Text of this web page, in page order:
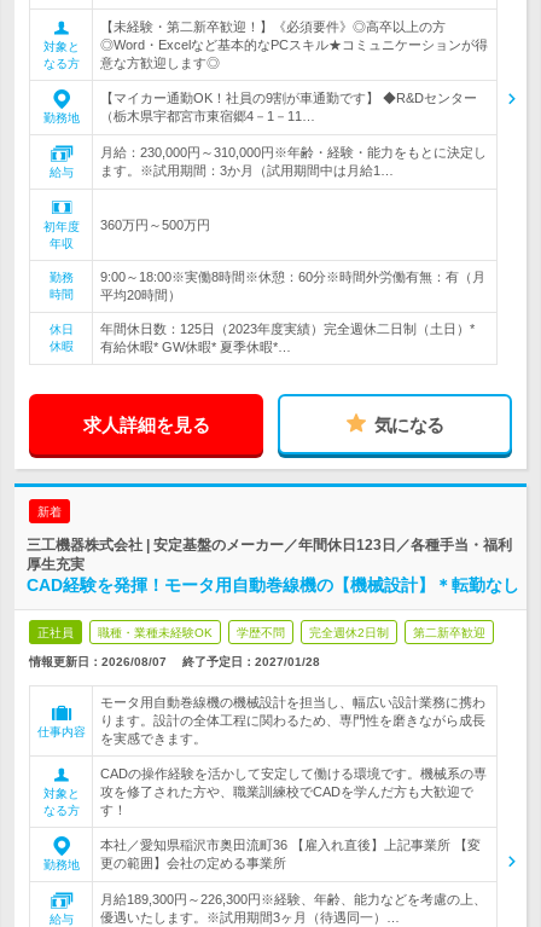
対象と
なる方
【未経験・第二新卒歓迎！】《必須要件》◎高卒以上の方
◎Word・Excelなど基本的なPCスキル★コミュニケーションが得
意な方歓迎します◎
勤務地
【マイカー通勤OK！社員の9割が車通勤です】 ◆R&Dセンター
（栃木県宇都宮市東宿郷4－1－11…
給与
月給：230,000円～310,000円※年齢・経験・能力をもとに決定し
ます。※試用期間：3か月（試用期間中は月給1…
初年度
年収
360万円～500万円
勤務
時間
9:00～18:00※実働8時間※休憩：60分※時間外労働有無：有（月
平均20時間）
休日
休暇
年間休日数：125日（2023年度実績）完全週休二日制（土日）*
有給休暇* GW休暇* 夏季休暇*…
求人詳細を見る 気になる
新着
三工機器株式会社 | 安定基盤のメーカー／年間休日123日／各種手当・福利
厚生充実
CAD経験を発揮！モータ用自動巻線機の【機械設計】＊転勤なし
正社員 職種・業種未経験OK 学歴不問 完全週休2日制 第二新卒歓迎
情報更新日：2026/08/07 終了予定日： 2027/01/28
仕事内容
モータ用自動巻線機の機械設計を担当し、幅広い設計業務に携わ
ります。設計の全体工程に関わるため、専門性を磨きながら成長
を実感できます。
対象と
なる方
CADの操作経験を活かして安定して働ける環境です。機械系の専
攻を修了された方や、職業訓練校でCADを学んだ方も大歓迎で
す！
勤務地
本社／愛知県稲沢市奥田流町36 【雇入れ直後】上記事業所 【変
更の範囲】会社の定める事業所
給与
月給189,300円～226,300円※経験、年齢、能力などを考慮の上、
優遇いたします。※試用期間3ヶ月（待遇同一）…